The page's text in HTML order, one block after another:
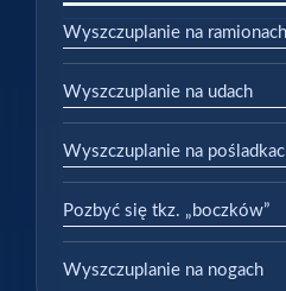
Wyszczuplanie na ramionach
Wyszczuplanie na udach
Wyszczuplanie na
Pozbyć się tkz. „boczków”
Wyszczuplanie na nogach